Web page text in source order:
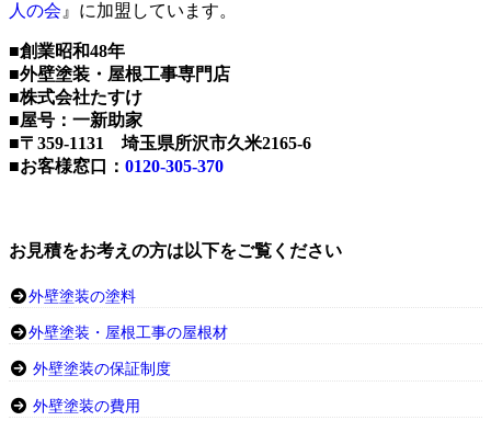
人の会 』に加盟しています。
■創業昭和48年
■外壁塗装・屋根工事専門店
■株式会社たすけ
■屋号：一新助家
■〒359-1131 埼玉県所沢市久米2165-6
■お客様窓口： 0120-305-370
お見積をお考えの方は以下をご覧ください
外壁塗装の塗料
外壁塗装・屋根工事の屋根材
外壁塗装の保証制度
外壁塗装の費用